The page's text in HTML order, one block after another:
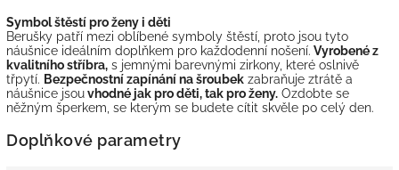
Symbol štěstí pro ženy i děti
Berušky patří mezi oblíbené symboly štěstí, proto jsou tyto
náušnice ideálním doplňkem pro každodenní nošení. Vyrobené z
kvalitního stříbra, s jemnými barevnými zirkony, které oslnivě
třpytí. Bezpečnostní zapínání na šroubek zabraňuje ztrátě a
náušnice jsouvhodné jak pro děti, tak pro ženy. Ozdobte se
něžným šperkem, se kterým se budete cítit skvěle po celý den.
Doplňkové parametry